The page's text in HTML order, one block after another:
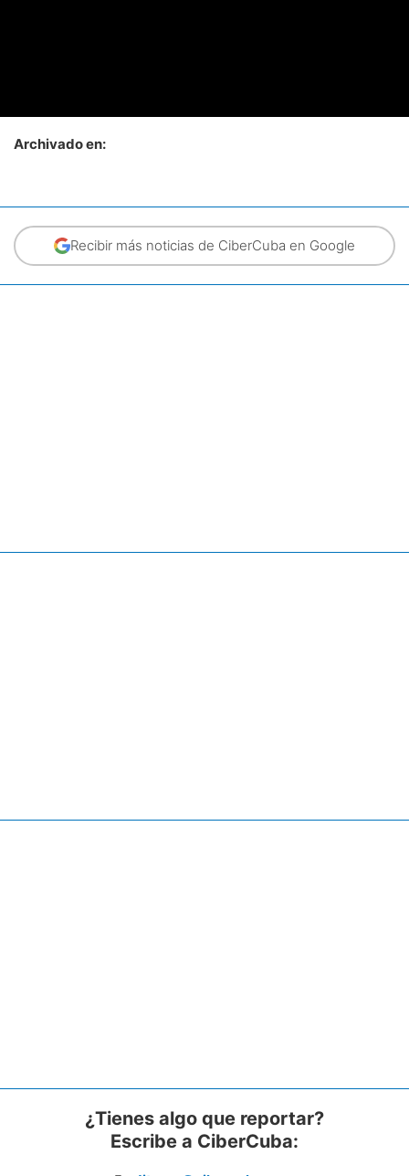
Archivado en:
Recibir más noticias de CiberCuba en Google
¿Tienes algo que reportar?
Escribe a CiberCuba: